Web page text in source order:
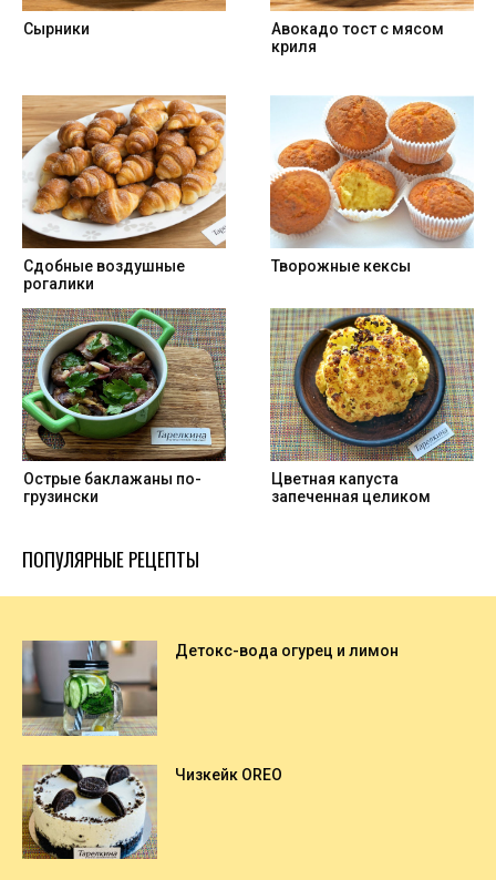
Сырники
Авокадо тост с мясом
криля
Cдобные воздушные
рогалики
Творожные кексы
Острые баклажаны по-
грузински
Цветная капуста
запеченная целиком
ПОПУЛЯРНЫЕ РЕЦЕПТЫ
Детокс-вода огурец и лимон
Чизкейк OREO